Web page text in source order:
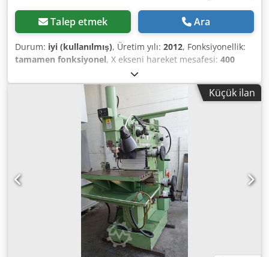
Talep etmek Ara
Durum: iyi (kullanılmış), Üretim yılı: 2012, Fonksiyonellik:
tamamen fonksiyonel, X ekseni hareket mesafesi: 400
, Y ekseni hareket mesafesi:
mesafesi:350 mm, Kontrol ünitesi: HEIDENHAIN Tabla
ölçüsü: 315 x 710 mm Mil devir hızı: 50 - 3000 dev/dak
Dcodpfszfixwsx Ac Isk Ölçüler UxGxY: 2700 x 2250 x 1950
mm Ağırlık: 1.700 kg
Küçük ilan